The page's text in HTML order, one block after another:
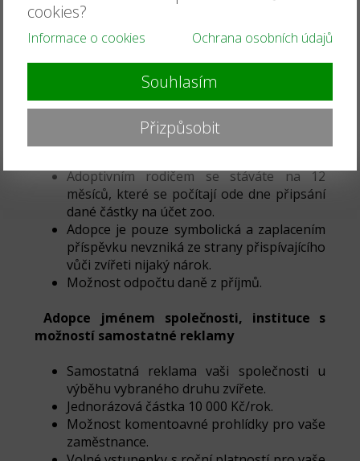
svým adoptovaným zvířetem za asistence
ošetřovatele (doba trvání 30 minut). Před
čas a termín.
Adopční listinu.
Cedulka s Vaším jménem bude umístěna u
Adoptivním rodičem se stáváte na 12
měsíců, které se počítají ode dne připsání
dané částky na účet zoo.
Adopce je pouze symbolická a zaplacením
příspěvku nevzniká ze strany přispívajícího
vůči zvířeti nijaký nárok.
Možnost odpočtu daně z příjmů.
Adopce jménem společnosti, instituce s
možností samostatné reklamy
Samostatná reklama vaši společnosti u
výběhu vybraného druhu zvířete.
Jednorázová částka 10 000 Kč/rok.
Možnost komentoavné prohlídky pro vaše
zaměstnance.
cookies?
Informace o cookies Ochrana osobních údajů
Souhlasím
Přizpůsobit